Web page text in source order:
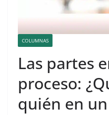
COLUMNAS
Las partes
proceso:
quién en